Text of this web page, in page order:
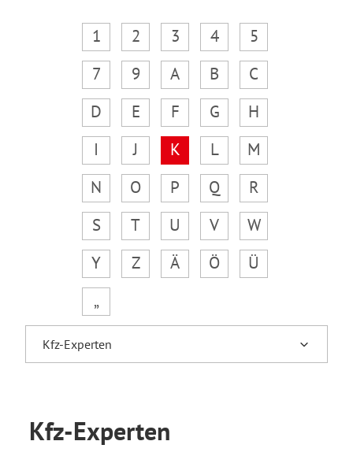
1 2 3 4
5
7
9 A B
C
D
E F G
H
I
J K L
M
N
O P Q
R
S
T U V
W
Y
Z Ä Ö
Ü
„
Kfz-Experten